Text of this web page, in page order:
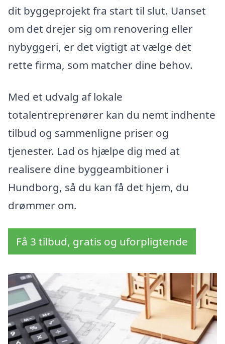
dit byggeprojekt fra start til slut. Uanset
om det drejer sig om renovering eller
nybyggeri, er det vigtigt at vælge det
rette firma, som matcher dine behov.
Med et udvalg af lokale
totalentreprenører kan du nemt indhente
tilbud og sammenligne priser og
tjenester. Lad os hjælpe dig med at
realisere dine byggeambitioner i
Hundborg, så du kan få det hjem, du
drømmer om.
Få 3 tilbud, gratis og uforpligtende